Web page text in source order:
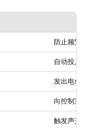
防止频繁启停主泵
自动投入运行，
发出电信号启动主
向控制室发送区
触发声光报警并启